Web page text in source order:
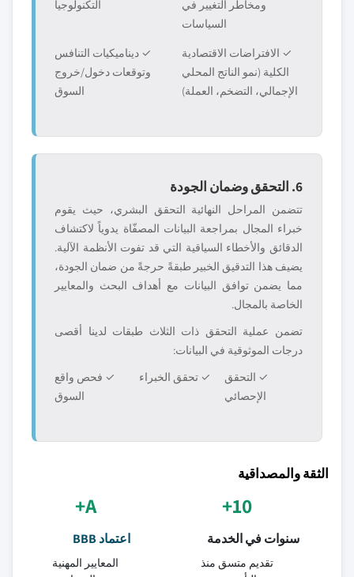
ومخاطر التغيير في
السياسات
التكنولوجيا
✓ الافتراضات الاقتصادية
الكلية (نمو الناتج المحلي
الإجمالي، التضخم، العملة)
✓ ديناميكيات التنافس
وتوقعات دخول/خروج
السوق
6. التحقق وضمان الجودة
تتضمن المراحل النهائية التحقق البشري، حيث يقوم
خبراء المجال بمراجعة البيانات المصفّاة يدوياً لاكتشاف
الدقائق والأخطاء السياقية التي قد تفوت الأنظمة الآلية.
يضيف هذا التدقيق الخبير طبقةً حرجةً من ضمان الجودة،
مما يضمن توافق البيانات مع أهداف البحث والمعايير
الخاصة بالمجال.
تضمن عملية التحقق ذات الثلاث طبقات لدينا أقصى
درجات الموثوقية في البيانات:
✓ التحقق
الإحصائي
✓ تحقق الخبراء
✓ فحص واقع
السوق
الثقة والمصداقية
10+
سنوات في الخدمة
تقديم متسق منذ
A+
اعتماد BBB
المعايير المهنية